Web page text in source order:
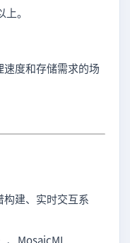
。
度和存储需求的场
构建、实时交互系
、MosaicML